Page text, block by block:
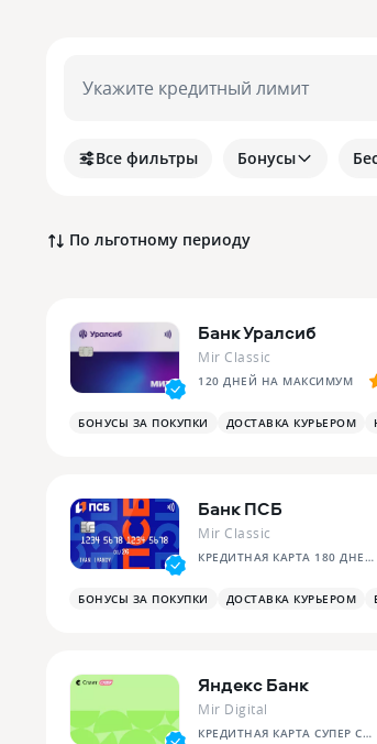
Укажите кредитный лимит
Все фильтры Бонусы
По льготному периоду
Банк Уралсиб
Mir Classic
120 ДНЕЙ НА МАКСИМУМ
БОНУСЫ ЗА ПОКУПКИ ДОСТАВКА КУРЬЕРОМ
Банк ПСБ
Mir Classic
КРЕДИТНАЯ КАРТА 180 ДНЕЙ БЕЗ %
БОНУСЫ ЗА ПОКУПКИ ДОСТАВКА КУРЬЕРОМ
Яндекс Банк
Mir Digital
КРЕДИТНАЯ КАРТА СУПЕР СПЛИТА